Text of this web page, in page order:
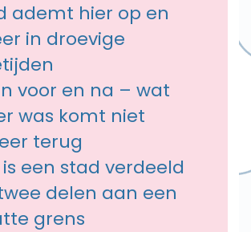
ademt hier op en
in droevige
voor en na – wat
was komt niet
terug
is een stad verdeeld
delen aan een
grens